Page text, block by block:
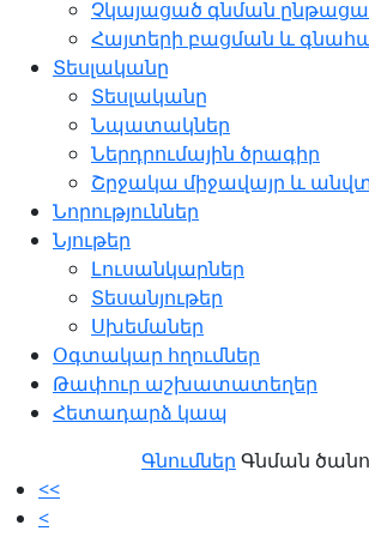
Չկայացած գնման
Հայտերի բացման և
Տեսլականը
Տեսլականը
Նպատակներ
Ներդրումային ծրագիր
Շրջակա միջավայր և
Նորություններ
Նյութեր
Լուսանկարներ
Տեսանյութեր
Սխեմաներ
Օգտակար հղումներ
Թափուր աշխատատեղեր
Հետադարձ կապ
Գնումներ Գնման
<<
<